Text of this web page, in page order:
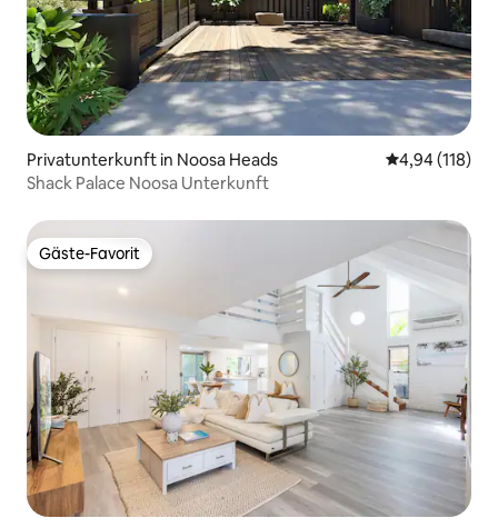
Privatunterkunft in Noosa Heads
4,94 (118)
Shack Palace Noosa Unterkunft
Gäste-Favorit
Gäste-Favorit